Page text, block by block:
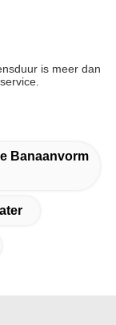
is meer dan
Banaanvorm